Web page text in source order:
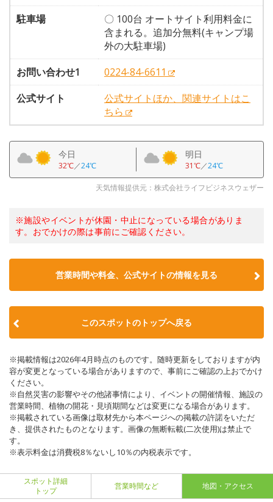
駐車場
〇 100台 オートサイト利用料金に
含まれる。追加分無料(キャンプ場
外の大駐車場)
お問い合わせ1
0224-84-6611
公式サイト
公式サイトほか、関連サイトはこ
ちら
今日
32℃／24℃
明日
31℃／24℃
天気情報提供元：株式会社ライフビジネスウェザー
※施設やイベントが休園・中止になっている場合がありま
す。おでかけの際は事前にご確認ください。
営業時間や料金、公式サイトの情報を見る
このスポットのトップへ戻る
※掲載情報は2026年4月時点のものです。随時更新をしておりますが内
容が変更となっている場合がありますので、事前にご確認の上おでかけ
ください。
※自然災害の影響やその他諸事情により、イベントの開催情報、施設の
営業時間、植物の開花・見頃期間などは変更になる場合があります。
※掲載されている画像は取材先から本ページへの掲載の許諾をいただ
き、提供されたものとなります。画像の無断転載(二次使用)は禁止で
す。
※表示料金は消費税8％ないし10％の内税表示です。
スポット詳細
トップ
営業時間など 地図・アクセス